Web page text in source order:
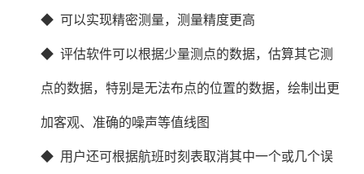
◆ 可以实现精密测量，测量精度更高
◆ 评估软件可以根据少量测点的数据，估算其它测
点的数据，特别是无法布点的位置的数据，绘制出更
加客观、准确的噪声等值线图
◆ 用户还可根据航班时刻表取消其中一个或几个误